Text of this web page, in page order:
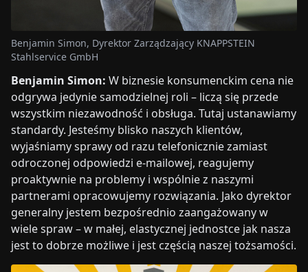
Benjamin Simon, Dyrektor Zarządzający KNAPPSTEIN
Stahlservice GmbH
Benjamin Simon: W biznesie konsumenckim cena nie
odgrywa jedynie samodzielnej roli – liczą się przede
wszystkim niezawodność i obsługa. Tutaj ustanawiamy
standardy. Jesteśmy blisko naszych klientów,
wyjaśniamy sprawy od razu telefonicznie zamiast
odroczonej odpowiedzi e-mailowej, reagujemy
proaktywnie na problemy i wspólnie z naszymi
partnerami opracowujemy rozwiązania. Jako dyrektor
generalny jestem bezpośrednio zaangażowany w
wiele spraw – w małej, elastycznej jednostce jak nasza
jest to dobrze możliwe i jest częścią naszej tożsamości.